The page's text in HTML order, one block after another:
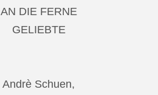
AN DIE FERNE
GELIEBTE
Andrè Schuen,